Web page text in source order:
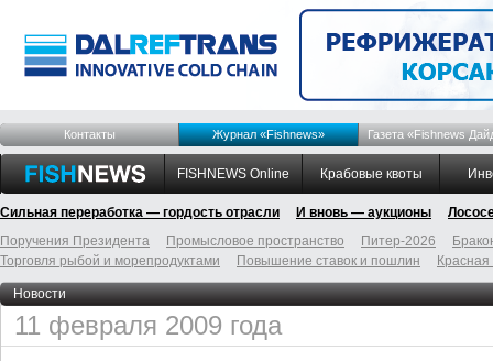
Контакты Журнал «Fishnews» Газета «Fishnews
FISHNEWS Online Крабовые квоты
Сильная переработка — гордость отрасли И вновь — аукционы
Поручения Президента
Промысловое пространство Питер-2026
Торговля рыбой и морепродуктами
Повышение ставок и пошлин
Новости
11 февраля 2009 года